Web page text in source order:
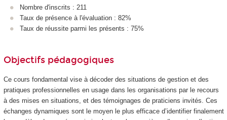
Nombre d'inscrits : 211
Taux de présence à l'évaluation : 82%
Taux de réussite parmi les présents : 75%
Objectifs pédagogiques
Ce cours fondamental vise à décoder des situations de gestion et des
pratiques professionnelles en usage dans les organisations par le recours
à des mises en situations, et des témoignages de praticiens invités. Ces
échanges dynamiques sont le moyen le plus efficace d’identifier finalement